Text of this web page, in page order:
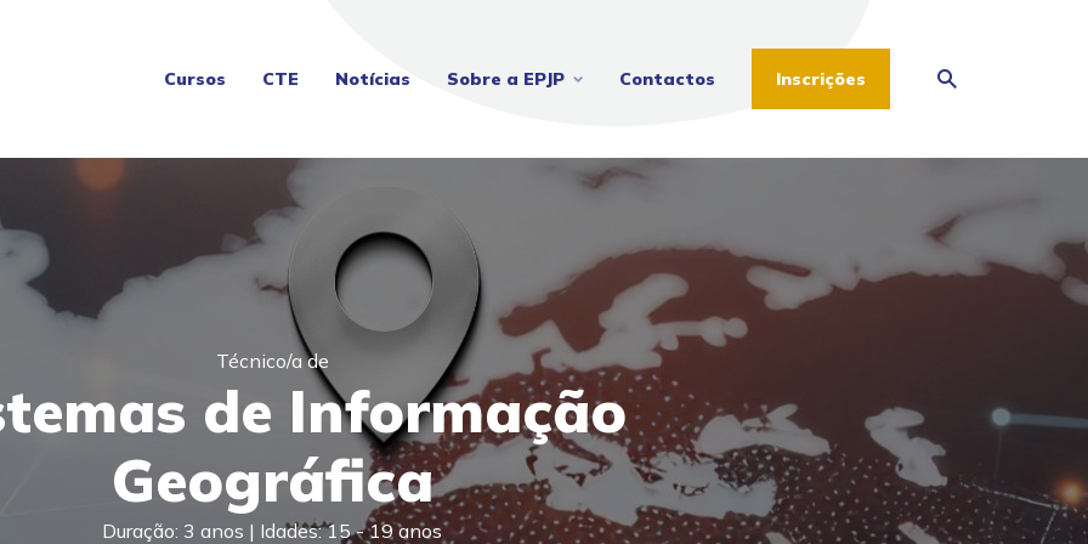
Cursos CTE Notícias Sobre a EPJP Contactos Inscrições
Técnico/a de
de Informação
Geográfica
Duração: 3 anos | Idades: 15 - 19 anos